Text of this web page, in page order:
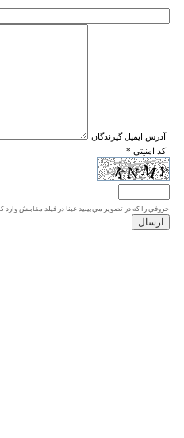
* آدرس ايميل گيرندگان
* کد امنیتی
حروفي را كه در تصوير مي‌بينيد عينا در فيلد مقابلش وارد